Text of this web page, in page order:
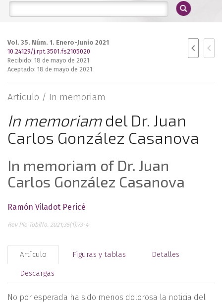
Vol. 35. Núm. 1. Enero-Junio 2021
10.24129/j.rpt.3501.fs2105020
Recibido: 18 de mayo de 2021
Aceptado: 18 de mayo de 2021
Artículo / In memoriam
In memoriamdel Dr. Juan
Carlos González Casanova
In memoriam of Dr. Juan
Carlos González Casanova
Ramón Viladot Pericé
Rev Pie Tobillo. 2021;35(1):73-4
Artículo Figuras y tablas Detalles
Descargas
No por esperada ha sido menos dolorosa la noticia del